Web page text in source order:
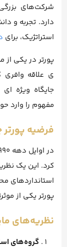
شرکت‌های بزرگی
دارد. تجربه و
استراتژیک، برای
پورتر در یکی
ی علاقه
جایگاه ویژه
مفهوم را وارد
فرضیه
کرد. این یک
استانداردهای
پورتر یکی از
نظریه‌های
گروه‌های